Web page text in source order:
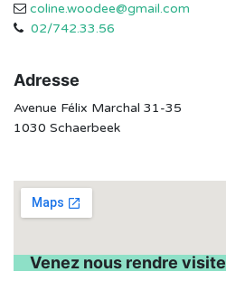
coline.woodee@gmail.com
02/742.33.56
Adresse
Avenue Félix Marchal 31-35
1030 Schaerbeek
Venez nous rendre visite